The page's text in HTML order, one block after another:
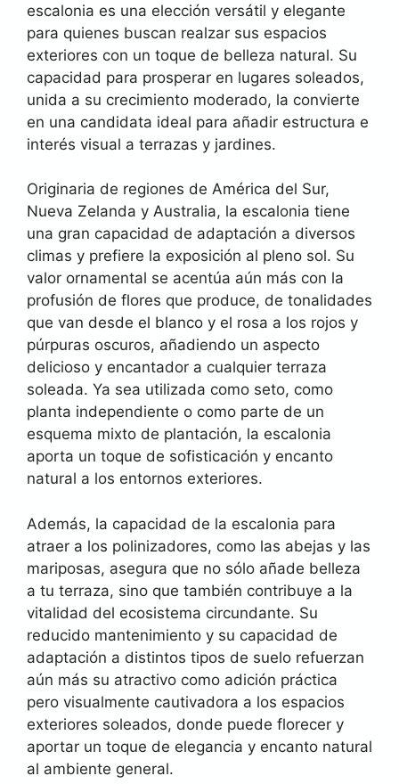
escalonia es una elección versátil y elegante
para quienes buscan realzar sus espacios
exteriores con un toque de belleza natural. Su
capacidad para prosperar en lugares soleados,
unida a su crecimiento moderado, la convierte
en una candidata ideal para añadir estructura e
interés visual a terrazas y jardines.
Originaria de regiones de América del Sur,
Nueva Zelanda y Australia, la escalonia tiene
una gran capacidad de adaptación a diversos
climas y prefiere la exposición al pleno sol. Su
valor ornamental se acentúa aún más con la
profusión de flores que produce, de tonalidades
que van desde el blanco y el rosa a los rojos y
púrpuras oscuros, añadiendo un aspecto
delicioso y encantador a cualquier terraza
soleada. Ya sea utilizada como seto, como
planta independiente o como parte de un
esquema mixto de plantación, la escalonia
aporta un toque de sofisticación y encanto
natural a los entornos exteriores.
Además, la capacidad de la escalonia para
atraer a los polinizadores, como las abejas y las
mariposas, asegura que no sólo añade belleza
a tu terraza, sino que también contribuye a la
vitalidad del ecosistema circundante. Su
reducido mantenimiento y su capacidad de
adaptación a distintos tipos de suelo refuerzan
aún más su atractivo como adición práctica
pero visualmente cautivadora a los espacios
exteriores soleados, donde puede florecer y
aportar un toque de elegancia y encanto natural
al ambiente general.